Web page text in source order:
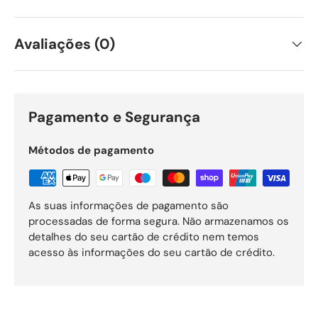
Avaliações (0)
Pagamento e Segurança
Métodos de pagamento
As suas informações de pagamento são
processadas de forma segura. Não armazenamos os
detalhes do seu cartão de crédito nem temos
acesso às informações do seu cartão de crédito.